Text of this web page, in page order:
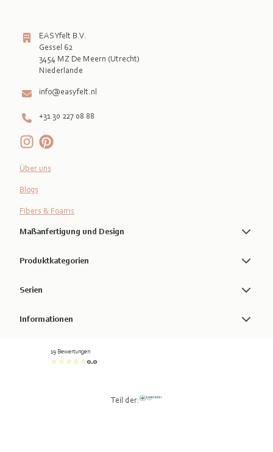
EASYfelt B.V.
Gessel 62
3454 MZ De Meern (Utrecht)
info@easyfelt.nl
+31 30 227 08 88
Über uns
Blogs
Fibers & Foams
Maßanfertigung und Design
Produktkategorien
Serien
Informationen
19 Bewertungen
0.0
Teil der: